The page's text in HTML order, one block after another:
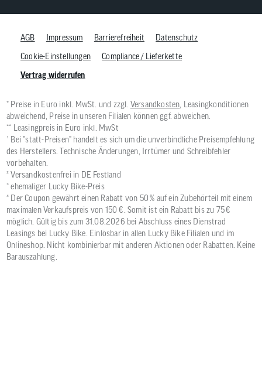
AGB Impressum Barrierefreiheit
Datenschutz
Cookie-Einstellungen
Compliance / Lieferkette
Vertrag widerrufen
* Preise in Euro inkl. MwSt. und zzgl. Versandkosten, Leasingkonditionen
abweichend, Preise in unseren Filialen können ggf. abweichen.
** Leasingpreis in Euro inkl. MwSt
¹ Bei "statt-Preisen" handelt es sich um die unverbindliche Preisempfehlung
des Herstellers. Technische Änderungen, Irrtümer und Schreibfehler
vorbehalten.
² Versandkostenfrei in DE Festland
³ ehemaliger Lucky Bike-Preis
⁴ Der Coupon gewährt einen Rabatt von 50 % auf ein Zubehörteil mit einem
maximalen Verkaufspreis von 150 €. Somit ist ein Rabatt bis zu 75 €
möglich. Gültig bis zum 31.08.2026 bei Abschluss eines Dienstrad
Leasings bei Lucky Bike. Einlösbar in allen Lucky Bike Filialen und im
Onlineshop. Nicht kombinierbar mit anderen Aktionen oder Rabatten. Keine
Barauszahlung.